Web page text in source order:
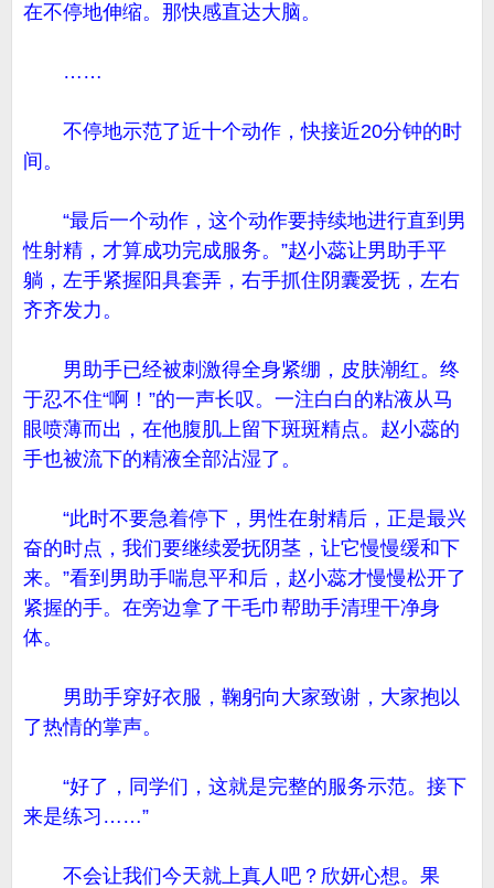
在不停地伸缩。那快感直达大脑。
……
不停地示范了近十个动作，快接近20分钟的时
间。
“最后一个动作，这个动作要持续地进行直到男
性射精，才算成功完成服务。”赵小蕊让男助手平
躺，左手紧握阳具套弄，右手抓住阴囊爱抚，左右
齐齐发力。
男助手已经被刺激得全身紧绷，皮肤潮红。终
于忍不住“啊！”的一声长叹。一注白白的粘液从马
眼喷薄而出，在他腹肌上留下斑斑精点。赵小蕊的
手也被流下的精液全部沾湿了。
“此时不要急着停下，男性在射精后，正是最兴
奋的时点，我们要继续爱抚阴茎，让它慢慢缓和下
来。”看到男助手喘息平和后，赵小蕊才慢慢松开了
紧握的手。在旁边拿了干毛巾帮助手清理干净身
体。
男助手穿好衣服，鞠躬向大家致谢，大家抱以
了热情的掌声。
“好了，同学们，这就是完整的服务示范。接下
来是练习……”
不会让我们今天就上真人吧？欣妍心想。果